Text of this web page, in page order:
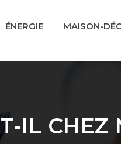
ÉNERGIE MAISON-
IL CHEZ